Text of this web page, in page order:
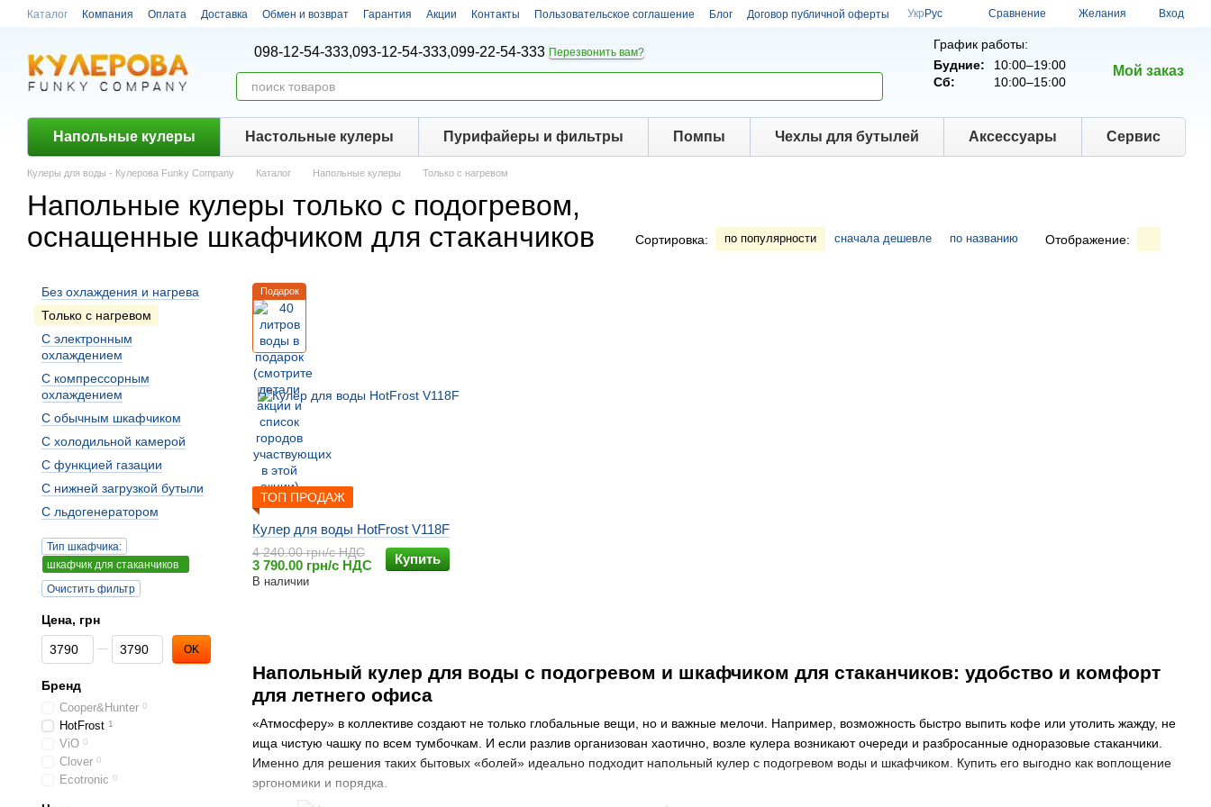
Перейти к основному контенту
Каталог Компания Оплата Доставка Обмен и возврат Гарантия Акции Контакты Пользовательское соглашение Блог Договор публичной оферты Укр Рус Сравнение Желания Вход
098-12-54-333,093-12-54-333,099-22-54-333 Перезвонить вам?
График работы:
Будние:
10:00–19:00
Сб:
10:00–15:00
Мой заказ
Напольные кулеры Настольные кулеры Пурифайеры и фильтры Помпы Чехлы для бутылей Аксессуары Сервис
Кулеры для воды - Кулерова Funky Company Каталог Напольные кулеры Только с нагревом
Напольные кулеры только с подогревом,
оснащенные шкафчиком для стаканчиков
Сортировка: по популярности сначала дешевле по названию Отображение:
Напольный кулер для воды с подогревом и шкафчиком для стаканчиков: удобство и комфорт
для летнего офиса
«Атмосферу» в коллективе создают не только глобальные вещи, но и важные мелочи. Например, возможность быстро выпить кофе или утолить жажду, не
ища чистую чашку по всем тумбочкам. И если разлив организован хаотично, возле кулера возникают очереди и разбросанные одноразовые стаканчики.
Именно для решения таких бытовых «болей» идеально подходит напольный кулер с подогревом воды и шкафчиком. Купить его выгодно как воплощение
эргономики и порядка.
Подарок
ТОП ПРОДАЖ
Кулер для воды HotFrost V118F
4 240.00 грн/с НДС
3 790.00 грн/с НДС Купить
В наличии
Без охлаждения и нагрева
Только с нагревом
С электронным
охлаждением
С компрессорным
охлаждением
С обычным шкафчиком
С холодильной камерой
С функцией газации
С нижней загрузкой бутыли
С льдогенератором
Тип шкафчика:
шкафчик для стаканчиков
Очистить фильтр
Цена, грн
От Цена, грн
До Цена, грн OK
Бренд
Cooper&Hunter 0
HotFrost 1
ViO 0
Clover 0
Ecotronic 0